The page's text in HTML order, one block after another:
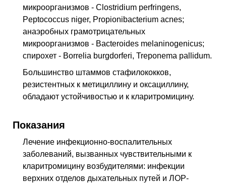
микроорганизмов - Clostridium perfringens,
Peptococcus niger, Propionibacterium acnes;
анаэробных грамотрицательных
микроорганизмов - Bacteroides melaninogenicus;
спирохет - Borrelia burgdorferi, Treponema pallidum.
Большинство штаммов стафилококков,
резистентных к метициллину и оксациллину,
обладают устойчивостью и к кларитромицину.
Показания
Лечение инфекционно-воспалительных
заболеваний, вызванных чувствительными к
кларитромицину возбудителями: инфекции
верхних отделов дыхательных путей и ЛОР-